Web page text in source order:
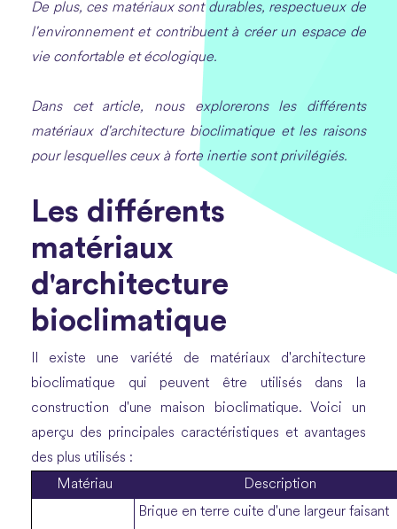
De plus, ces matériaux sont durables, respectueux de
l'environnement et contribuent à créer un espace de
vie confortable et écologique.
Dans cet article, nous explorerons les différents
matériaux d'architecture bioclimatique et les raisons
pour lesquelles ceux à forte inertie sont privilégiés.
Les différents
matériaux
d'architecture
bioclimatique
Il existe une variété de matériaux d'architecture
bioclimatique qui peuvent être utilisés dans la
construction d'une maison bioclimatique. Voici un
aperçu des principales caractéristiques et avantages
des plus utilisés :
Matériau
Description
Brique en terre cuite d'une largeur faisant